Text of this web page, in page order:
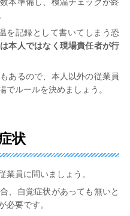
を記録として書いてしまう恐
本人ではなく現場責任者が行
あるので、本人以外の従業員
でルールを決めましょう。
状
員に問いましょう。
、自覚症状があっても無いと
必要です。